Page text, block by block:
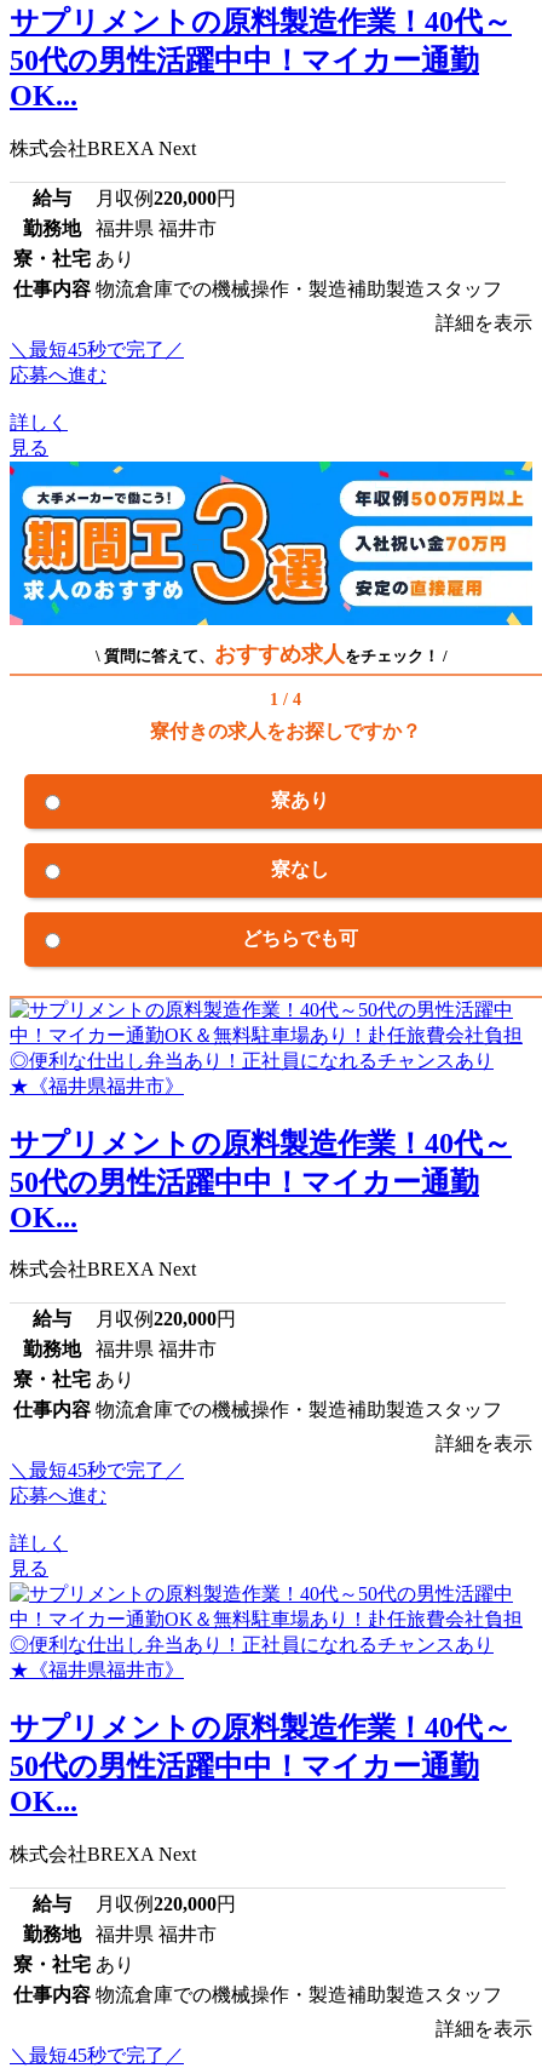
サプリメントの原料製造作業！40代～
50代の男性活躍中中！マイカー通勤
OK...
株式会社BREXA Next
給与 月収例220,000円
勤務地
福井県 福井市
寮・社宅 あり
仕事内容 物流倉庫での機械操作・製造補助製造スタッフ
詳細を表示
＼最短45秒で完了／
応募へ進む
詳しく
見る
\ 質問に答えて、 おすすめ求人 をチェック！ /
1 / 4
寮付きの求人をお探しですか？
寮あり
寮なし
どちらでも可
サプリメントの原料製造作業！40代～
50代の男性活躍中中！マイカー通勤
OK...
株式会社BREXA Next
給与 月収例220,000円
勤務地
福井県 福井市
寮・社宅 あり
仕事内容 物流倉庫での機械操作・製造補助製造スタッフ
詳細を表示
＼最短45秒で完了／
応募へ進む
詳しく
見る
サプリメントの原料製造作業！40代～
50代の男性活躍中中！マイカー通勤
OK...
株式会社BREXA Next
給与 月収例220,000円
勤務地
福井県 福井市
寮・社宅 あり
仕事内容 物流倉庫での機械操作・製造補助製造スタッフ
詳細を表示
＼最短45秒で完了／